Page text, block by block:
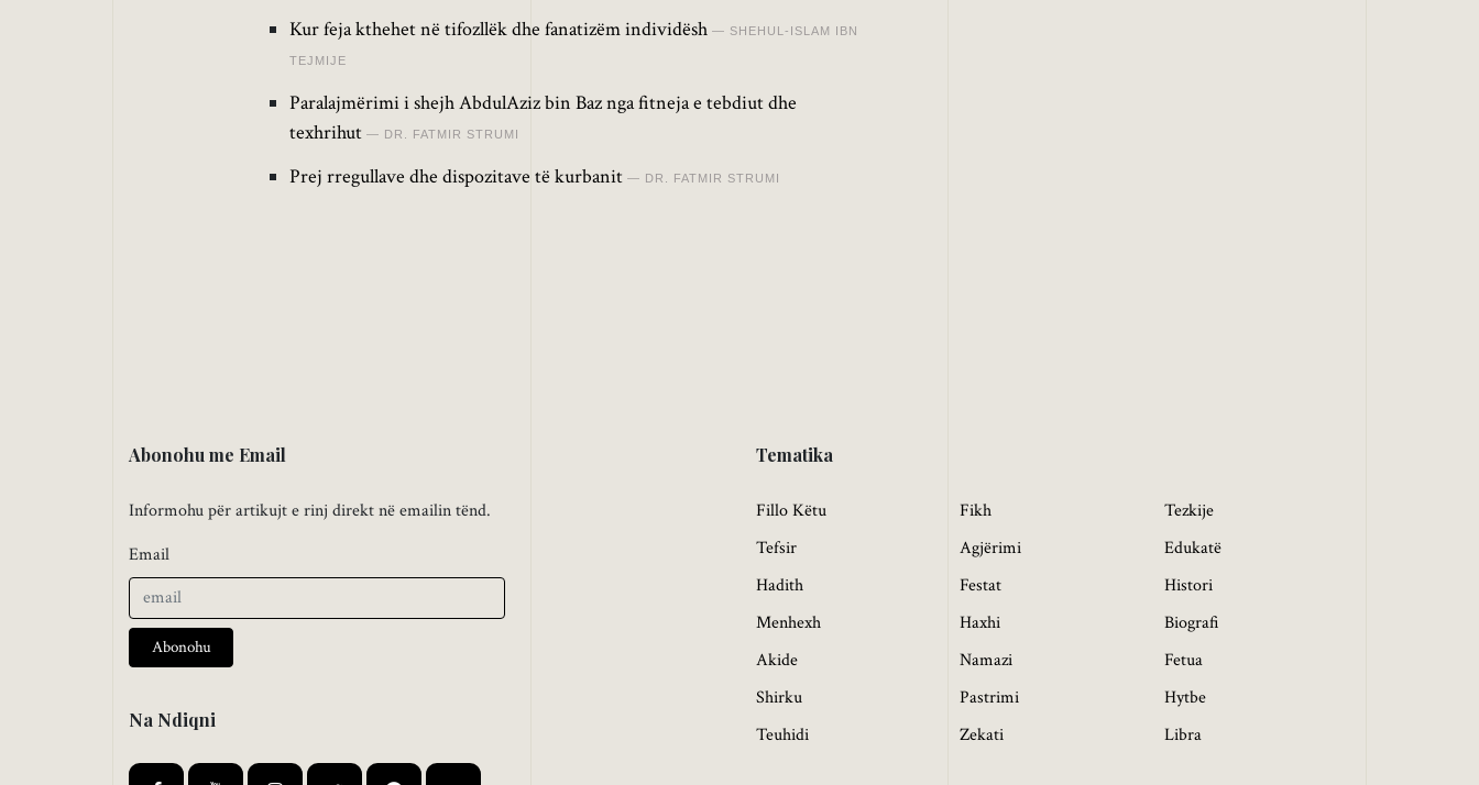
Kur feja kthehet në tifozllëk dhe fanatizëm individësh SHEHUL-ISLAM IBN
TEJMIJE
Paralajmërimi i shejh AbdulAziz bin Baz nga fitneja e tebdiut dhe
texhrihut
DR. FATMIR STRUMI
Prej rregullave dhe dispozitave të kurbanit DR. FATMIR STRUMI
Abonohu me Email
Informohu për artikujt e rinj direkt në emailin tënd.
Email
Abonohu
Na Ndiqni
Tematika
Fillo Këtu
Tefsir
Hadith
Menhexh
Akide
Shirku
Teuhidi
Fikh
Agjërimi
Festat
Haxhi
Namazi
Pastrimi
Zekati
Tezkije
Edukatë
Histori
Biografi
Fetua
Hytbe
Libra